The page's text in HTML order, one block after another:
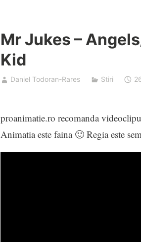
Mr Jukes –
Kid
Daniel Todoran-Rares Stiri
proanimatie.ro recomanda
Animatia este faina 🙂 Regia este